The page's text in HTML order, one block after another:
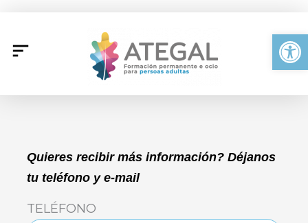
contenido
Quieres recibir más información? Déjanos
tu teléfono y e-mail
TELÉFONO